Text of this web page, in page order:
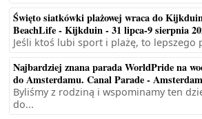
Święto siatkówki plażowej wraca do
BeachLife - Kijkduin - 31 lipca-9 sierpnia
Jeśli ktoś lubi sport i plażę, to lepszego
Najbardziej znana parada WorldPride na
do Amsterdamu. Canal Parade -
Byliśmy z rodziną i wspominamy ten
do...